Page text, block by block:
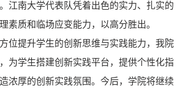
江南大学代表队凭着出色的实力、扎实的
素质和临场应变能力，以高分胜出。
位提升学生的创新思维与实践能力，我院
为学生搭建创新实践平台，提供个性化指
浓厚的创新实践氛围。今后，学院将继续